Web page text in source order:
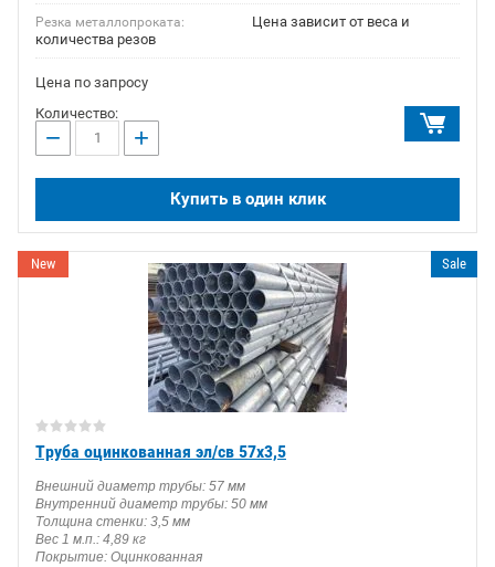
Резка металлопроката:
Цена зависит от веса и
количества резов
Цена по запросу
Количество:
− +
Купить в один клик
New Sale
Труба оцинкованная эл/св 57х3,5
Внешний диаметр трубы: 57 мм
Внутренний диаметр трубы: 50 мм
Толщина стенки: 3,5 мм
Вес 1 м.п.: 4,89 кг
Покрытие: Оцинкованная